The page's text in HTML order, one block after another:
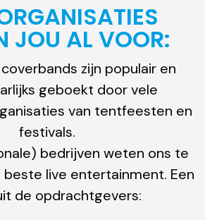
JOU AL VOOR:
zijn populair en
geboekt door vele
van tentfeesten en
festivals.
bedrijven weten ons te
live entertainment. Een
de opdrachtgevers: